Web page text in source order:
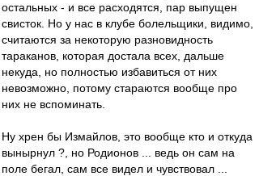
остальных - и все расходятся, пар выпущен
свисток. Но у нас в клубе болельщики, видимо,
считаются за некоторую разновидность
тараканов, которая достала всех, дальше
некуда, но полностью избавиться от них
невозможно, потому стараются вообще про
них не вспоминать.
Ну хрен бы Измайлов, это вообще кто и откуда
вынырнул ?, но Родионов ... ведь он сам на
поле бегал, сам все видел и чувствовал ...